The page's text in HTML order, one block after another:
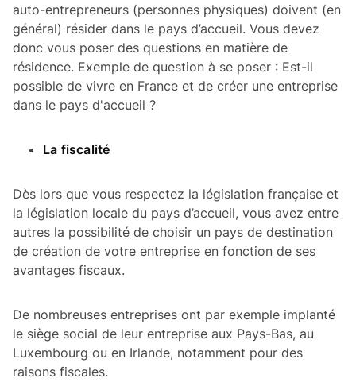
auto-entrepreneurs (personnes physiques) doivent (en
général) résider dans le pays d’accueil. Vous devez
donc vous poser des questions en matière de
résidence. Exemple de question à se poser : Est-il
possible de vivre en France et de créer une entreprise
dans le pays d'accueil ?
La fiscalité
Dès lors que vous respectez la législation française et
la législation locale du pays d’accueil, vous avez entre
autres la possibilité de choisir un pays de destination
de création de votre entreprise en fonction de ses
avantages fiscaux.
De nombreuses entreprises ont par exemple implanté
le siège social de leur entreprise aux Pays-Bas, au
Luxembourg ou en Irlande, notamment pour des
raisons fiscales.